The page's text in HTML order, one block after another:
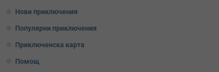
Нови приключения
Популярни приключения
Приключенска карта
Помощ